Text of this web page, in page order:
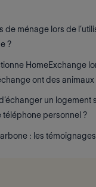
de ménage lors de
?
HomeExchange
ont des animaux
un logement
téléphone personnel ?
: les